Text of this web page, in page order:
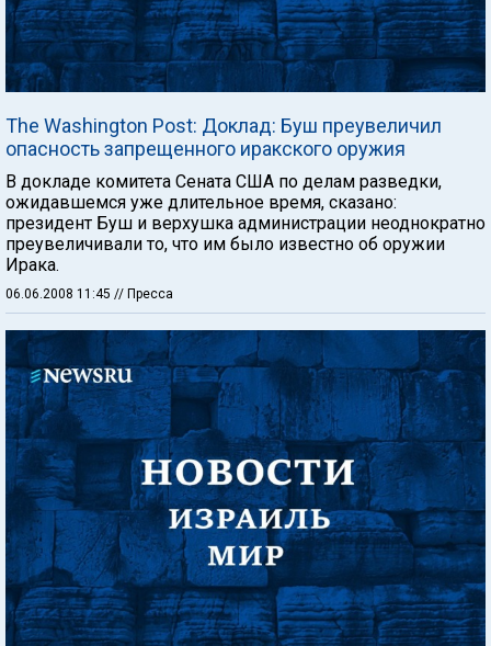
The Washington Post: Доклад: Буш преувеличил
опасность запрещенного иракского оружия
В докладе комитета Сената США по делам разведки,
ожидавшемся уже длительное время, сказано:
президент Буш и верхушка администрации неоднократно
преувеличивали то, что им было известно об оружии
Ирака.
06.06.2008 11:45 // Пресса